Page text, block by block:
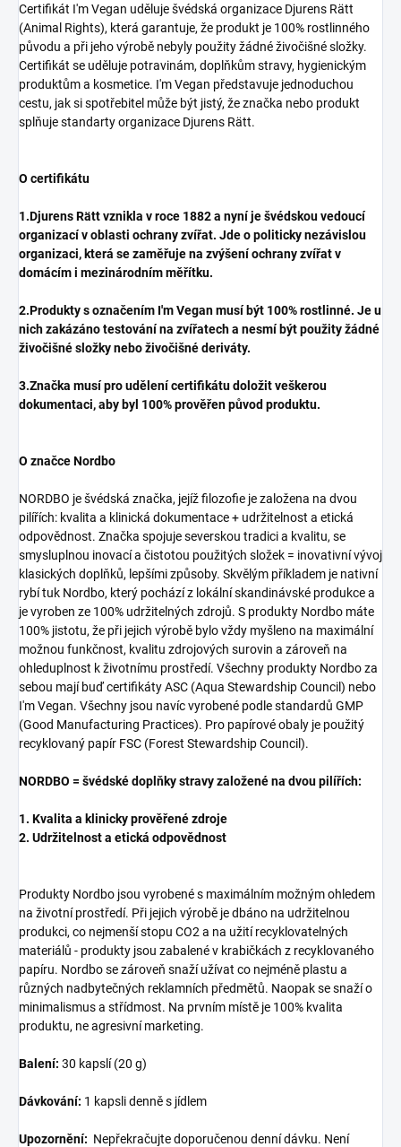
Certifikát I'm Vegan uděluje švédská organizace Djurens Rätt
(Animal Rights), která garantuje, že produkt je 100% rostlinného
původu a při jeho výrobě nebyly použity žádné živočišné složky.
Certifikát se uděluje potravinám, doplňkům stravy, hygienickým
produktům a kosmetice. I'm Vegan představuje jednoduchou
cestu, jak si spotřebitel může být jistý, že značka nebo produkt
splňuje standarty organizace Djurens Rätt.
O certifikátu
1.Djurens Rätt vznikla v roce 1882 a nyní je švédskou vedoucí
organizací v oblasti ochrany zvířat. Jde o politicky nezávislou
organizaci, která se zaměřuje na zvýšení ochrany zvířat v
domácím i mezinárodním měřítku.
2.Produkty s označením I'm Vegan musí být 100% rostlinné. Je u
nich zakázáno testování na zvířatech a nesmí být použity žádné
živočišné složky nebo živočišné deriváty.
3.Značka musí pro udělení certifikátu doložit veškerou
dokumentaci, aby byl 100% prověřen původ produktu.
O značce Nordbo
NORDBO je švédská značka, jejíž filozofie je založena na dvou
pilířích: kvalita a klinická dokumentace + udržitelnost a etická
odpovědnost. Značka spojuje severskou tradici a kvalitu, se
smysluplnou inovací a čistotou použitých složek = inovativní vývoj
klasických doplňků, lepšími způsoby. Skvělým příkladem je nativní
rybí tuk Nordbo, který pochází z lokální skandinávské produkce a
je vyroben ze 100% udržitelných zdrojů. S produkty Nordbo máte
100% jistotu, že při jejich výrobě bylo vždy myšleno na maximální
možnou funkčnost, kvalitu zdrojových surovin a zároveň na
ohleduplnost k životnímu prostředí. Všechny produkty Nordbo za
sebou mají buď certifikáty ASC (Aqua Stewardship Council) nebo
I'm Vegan. Všechny jsou navíc vyrobené podle standardů GMP
(Good Manufacturing Practices). Pro papírové obaly je použitý
recyklovaný papír FSC (Forest Stewardship Council).
NORDBO = švédské doplňky stravy založené na dvou pilířích:
1. Kvalita a klinicky prověřené zdroje
2. Udržitelnost a etická odpovědnost
Produkty Nordbo jsou vyrobené s maximálním možným ohledem
na životní prostředí. Při jejich výrobě je dbáno na udržitelnou
produkci, co nejmenší stopu CO2 a na užití recyklovatelných
materiálů - produkty jsou zabalené v krabičkách z recyklovaného
papíru. Nordbo se zároveň snaží užívat co nejméně plastu a
různých nadbytečných reklamních předmětů. Naopak se snaží o
minimalismus a střídmost. Na prvním místě je 100% kvalita
produktu, ne agresivní marketing.
Balení: 30 kapslí (20 g)
Dávkování: 1 kapsli denně s jídlem
Upozornění: Nepřekračujte doporučenou denní dávku. Není